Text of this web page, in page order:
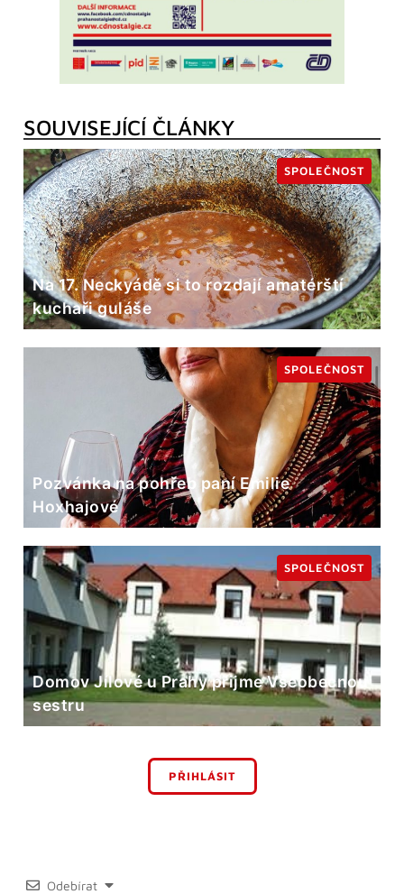
SOUVISEJÍCÍ ČLÁNKY
Na 17. Neckyádě si to rozdají amatérští
kuchaři guláše
SPOLEČNOST
Pozvánka na pohřeb paní Emilie
Hoxhajové
SPOLEČNOST
Domov Jílové u Prahy přijme Všeobecnou
sestru
SPOLEČNOST
PŘIHLÁSIT
Odebírat